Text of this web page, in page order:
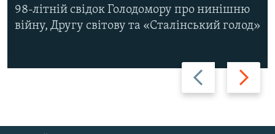
Назад Вперед
98-літній свідок Голодомору про нинішню
війну, Другу світову та «Сталінський голод»